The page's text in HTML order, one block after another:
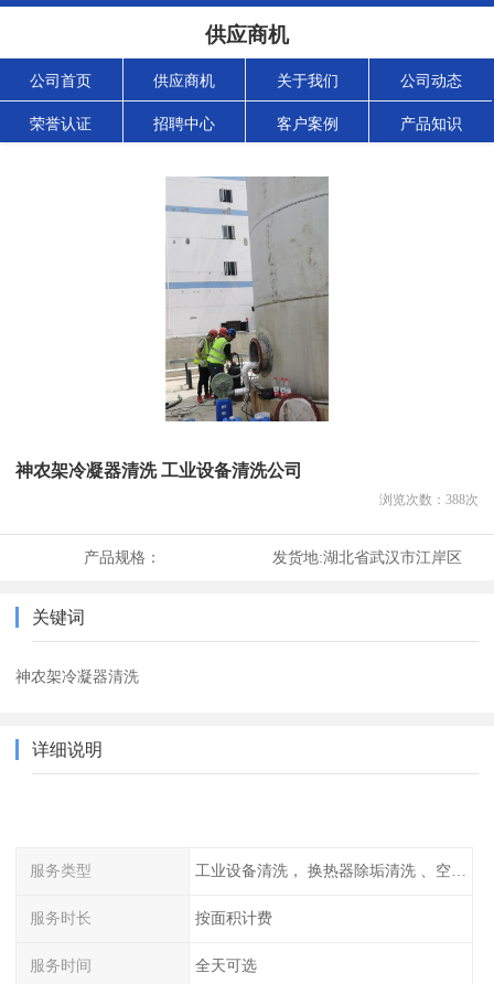
供应商机
公司首页 供应商机 关于我们 公司动态
荣誉认证 招聘中心 客户案例 产品知识
神农架冷凝器清洗 工业设备清洗公司
浏览次数： 388次
产品规格： 发货地:湖北省武汉市江岸区
关键词
神农架冷凝器清洗
详细说明
服务类型 工业设备清洗， 换热器除垢清洗 、空调清洗等
服务时长 按面积计费
服务时间 全天可选